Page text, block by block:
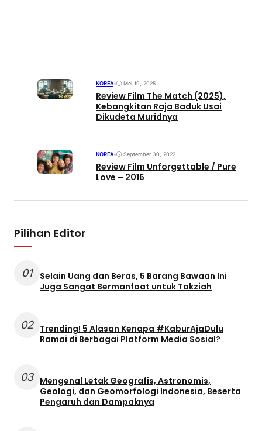
KOREA• Mei 19, 2025
Review Film The Match (2025),
Kebangkitan Raja Baduk Usai
Dikudeta Muridnya
KOREA• September 30, 2022
Review Film Unforgettable / Pure
Love – 2016
Pilihan Editor
01
Selain Uang dan Beras, 5 Barang Bawaan Ini
Juga Sangat Bermanfaat untuk Takziah
02 Trending! 5 Alasan Kenapa #KaburAjaDulu
Ramai di Berbagai Platform Media Sosial?
03 Mengenal Letak Geografis, Astronomis,
Geologi, dan Geomorfologi Indonesia, Beserta
Pengaruh dan Dampaknya